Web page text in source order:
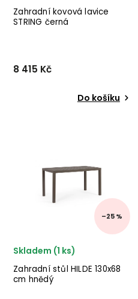
Zahradní kovová lavice
STRING černá
8 415 Kč
Do košíku
–25 %
Zahradní stůl HILDE 130x68
cm hnědý
Skladem (1 ks)